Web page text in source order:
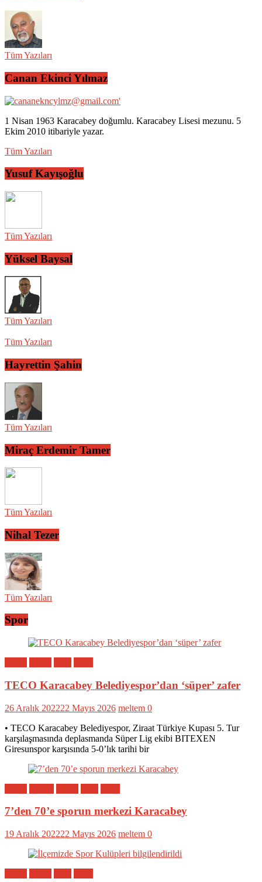
Tüm Yazıları
Canan Ekinci Yılmaz
1 Nisan 1963 Karacabey doğumlu. Karacabey Lisesi mezunu. 5
Ekim 2010 itibariyle yazar.
Tüm Yazıları
Yusuf Kayışoğlu
Tüm Yazıları
Yüksel Baysal
Tüm Yazıları
Tüm Yazıları
Hayrettin Şahin
Tüm Yazıları
Miraç Erdemir Tamer
Tüm Yazıları
Nihal Tezer
Tüm Yazıları
Spor
TECO Karacabey Belediyespor’dan ‘süper’ zafer
26 Aralık 202222 Mayıs 2026 meltem 0
• TECO Karacabey Belediyespor, Ziraat Türkiye Kupası 5. Tur
karşılaşmasında deplasmanda Süper Lig ekibi BITEXEN
Giresunspor karşısında 5-0’lık tarihi bir
7’den 70’e sporun merkezi Karacabey
19 Aralık 202222 Mayıs 2026 meltem 0